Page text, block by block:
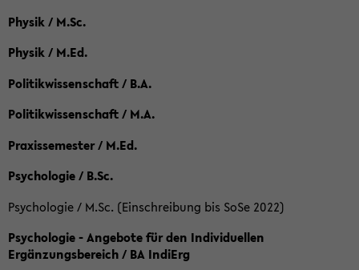
Physik / M.Sc.
Physik / M.Ed.
Politikwissenschaft / B.A.
Politikwissenschaft / M.A.
Praxissemester / M.Ed.
Psychologie / B.Sc.
Psychologie / M.Sc. (Einschreibung bis SoSe 2022)
Psychologie - Angebote für den Individuellen
Ergänzungsbereich / BA IndiErg